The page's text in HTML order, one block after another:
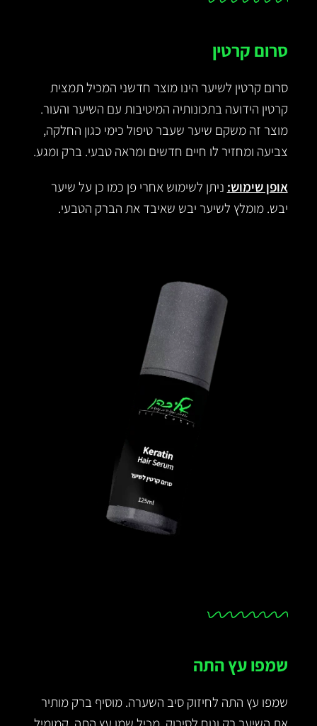
סרום קרטין
סרום קרטין לשיער הינו מוצר חדשני המכיל תמצית
קרטין הידועה בתכונותיה המיטיבות עם השיער והעור.
מוצר זה משקם שיער שעבר טיפול כימי כגון החלקה,
צביעה ומחזיר לו חיים חדשים ומראה טבעי. ברק ומגע.
אופן שימוש: ניתן לשימוש אחרי פן כמו כן על שיער
יבש. מומלץ לשיער יבש שאיבד את הברק הטבעי.
שמפו עץ התה
שמפו עץ התה לחיזוק סיב השערה. מוסיף ברק מותיר